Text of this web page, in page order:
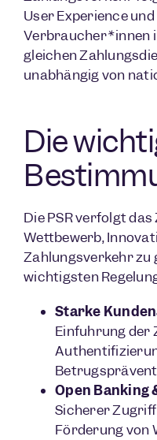
User Experience
Verbraucher*innen
gleichen
unabhängig von
Die
Die PSR verfolgt
Wettbewerb,
Zahlungsverkehr zu
wichtigsten
Starke
Einführung der
Open
Sicherer
Förderung von